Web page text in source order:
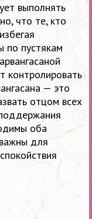
выполнять
что те, кто
по пустякам
контролировать
— это
отцом всех
оба
для